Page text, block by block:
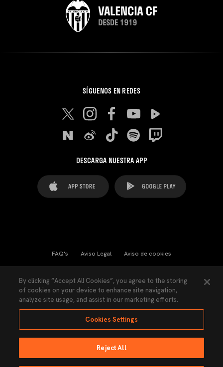
SÍGUENOS EN REDES
DESCARGA NUESTRA APP
FAQ's Aviso Legal Aviso de cookies
Ley Transparencia Política de Privacidad
Accesibilidad
Ninguna parte de esta página puede ser reproducida sin el permiso del Valencia
By clicking “Accept All Cookies”, you agree to the storing
of cookies on your device to enhance site navigation,
analyze site usage, and assist in our marketing efforts.
Cookies Settings
Reject All